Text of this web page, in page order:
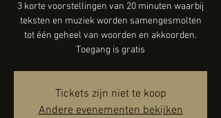
3 korte voorstellingen van 20 minuten waarbij
teksten en muziek worden samengesmolten
tot één geheel van woorden en akkoorden.
Toegang is gratis
Tickets zijn niet te koop
Andere evenementen bekijken